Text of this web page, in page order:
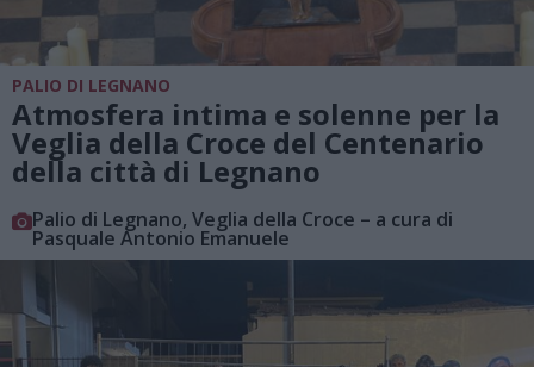
PALIO DI LEGNANO
Atmosfera intima e solenne per la
Veglia della Croce del Centenario
della città di Legnano
Palio di Legnano, Veglia della Croce – a cura di
Pasquale Antonio Emanuele